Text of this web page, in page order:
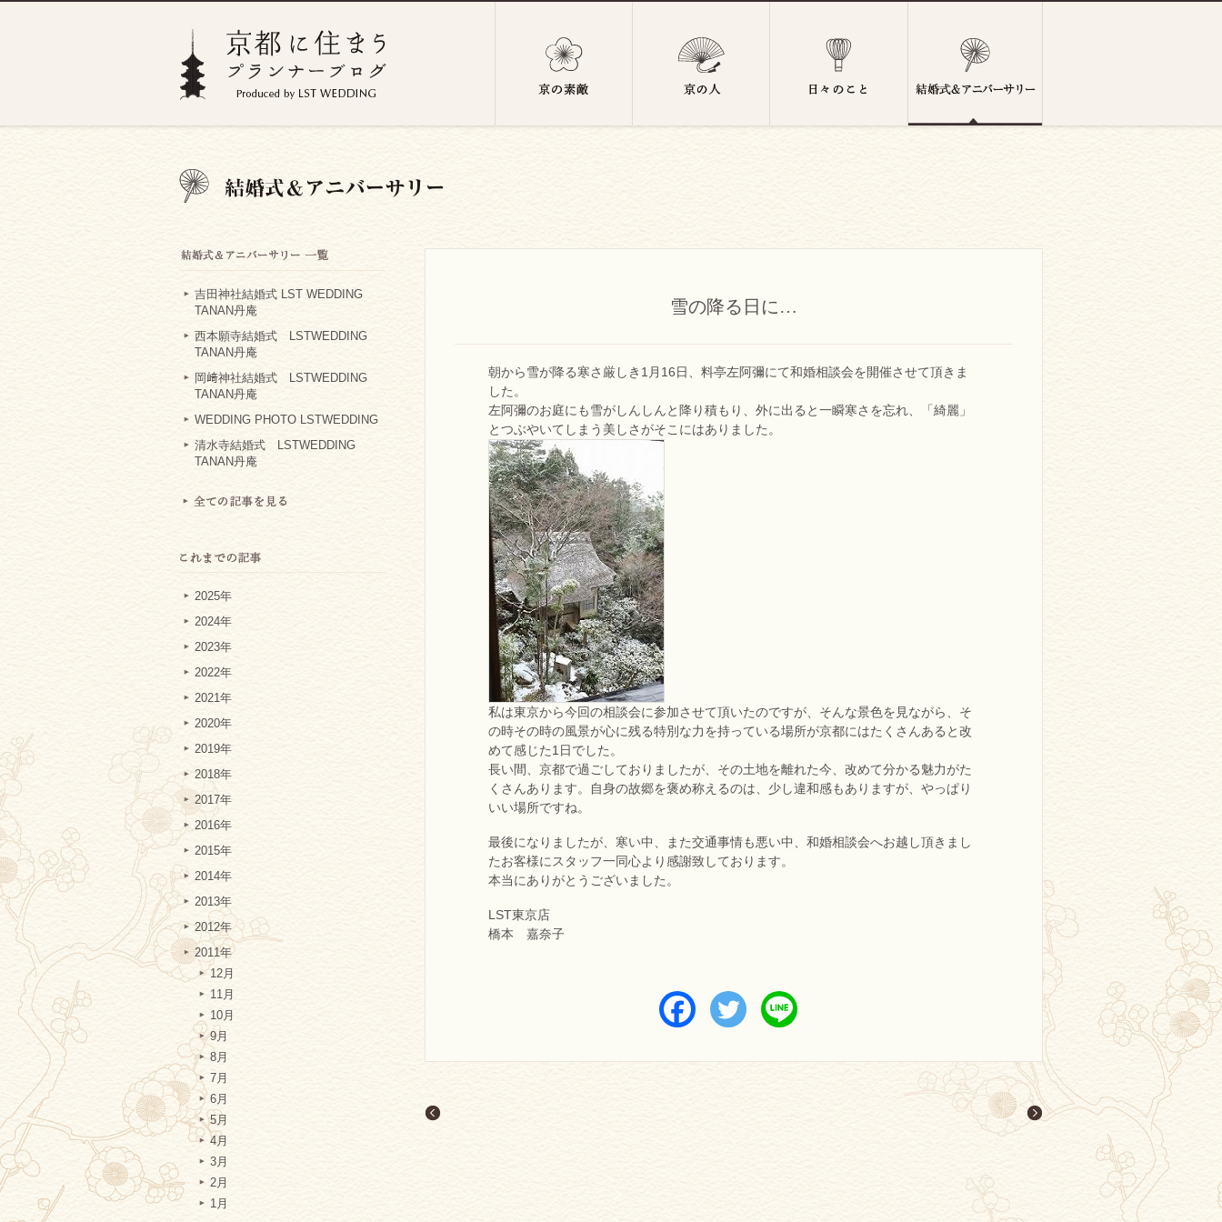
吉田神社結婚式 LST WEDDING
TANAN丹庵
西本願寺結婚式 LSTWEDDING
TANAN丹庵
岡﨑神社結婚式 LSTWEDDING
TANAN丹庵
WEDDING PHOTO LSTWEDDING
清水寺結婚式 LSTWEDDING
TANAN丹庵
2025年
2024年
2023年
2022年
2021年
2020年
2019年
2018年
2017年
2016年
2015年
2014年
2013年
2012年
2011年
12月
11月
10月
9月
8月
7月
6月
5月
4月
3月
2月
1月
雪の降る日に…
朝から雪が降る寒さ厳しき1月16日、料亭左阿彌にて和婚相談会を開催させて頂きま
した。
左阿彌のお庭にも雪がしんしんと降り積もり、外に出ると一瞬寒さを忘れ、「綺麗」
とつぶやいてしまう美しさがそこにはありました。
私は東京から今回の相談会に参加させて頂いたのですが、そんな景色を見ながら、そ
の時その時の風景が心に残る特別な力を持っている場所が京都にはたくさんあると改
めて感じた1日でした。
長い間、京都で過ごしておりましたが、その土地を離れた今、改めて分かる魅力がた
くさんあります。自身の故郷を褒め称えるのは、少し違和感もありますが、やっぱり
いい場所ですね。
最後になりましたが、寒い中、また交通事情も悪い中、和婚相談会へお越し頂きまし
たお客様にスタッフ一同心より感謝致しております。
本当にありがとうございました。
LST東京店
橋本 嘉奈子